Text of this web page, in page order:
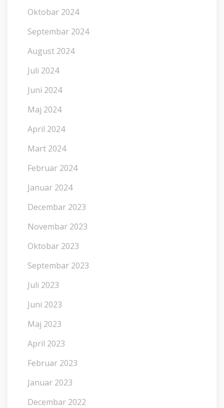
Oktobar 2024
Septembar 2024
August 2024
Juli 2024
Juni 2024
Maj 2024
April 2024
Mart 2024
Februar 2024
Januar 2024
Decembar 2023
Novembar 2023
Oktobar 2023
Septembar 2023
Juli 2023
Juni 2023
Maj 2023
April 2023
Februar 2023
Januar 2023
Decembar 2022